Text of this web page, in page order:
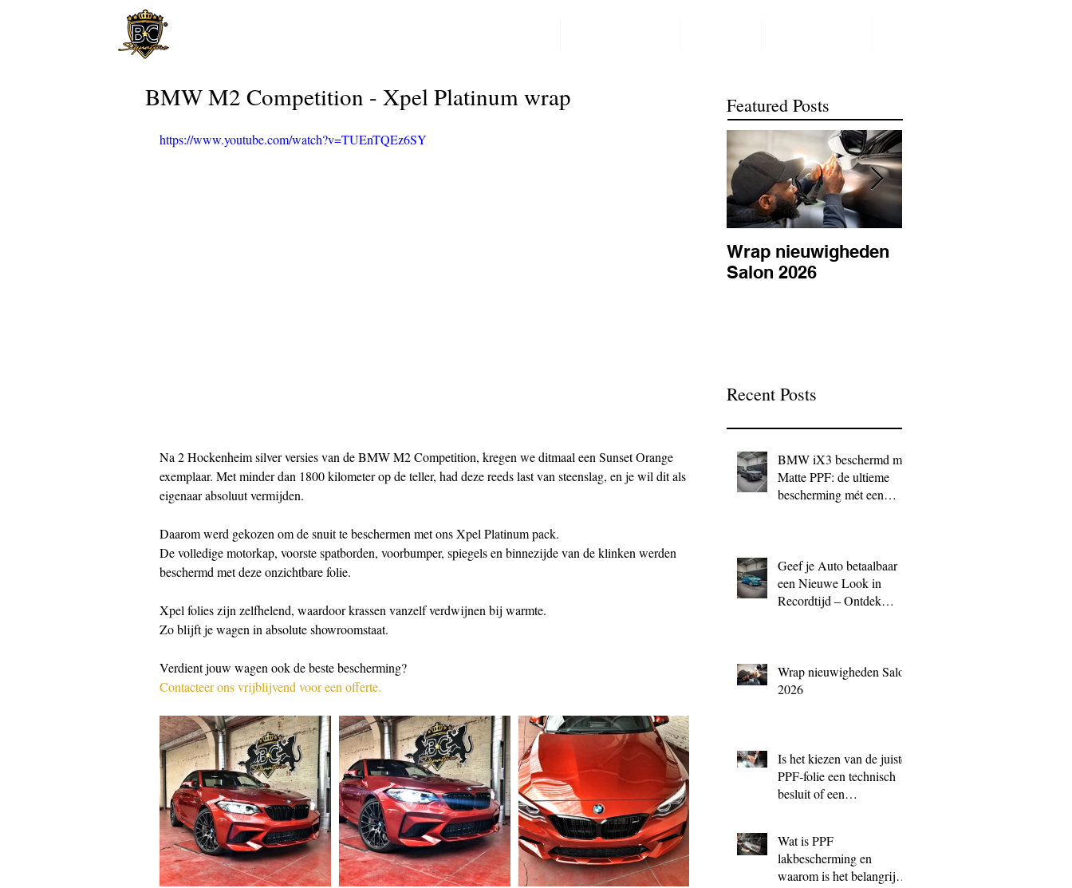
BMW M2 Competition - Xpel Platinum wrap
https://www.youtube.com/watch?v=TUEnTQEz6SY
Na 2 Hockenheim silver versies van de BMW M2 Competition, kregen we ditmaal een Sunset Orange
exemplaar. Met minder dan 1800 kilometer op de teller, had deze reeds last van steenslag, en je wil dit als
eigenaar absoluut vermijden.
Daarom werd gekozen om de snuit te beschermen met ons Xpel Platinum pack.
De volledige motorkap, voorste spatborden, voorbumper, spiegels en binnezijde van de klinken werden
beschermd met deze onzichtbare folie.
Xpel folies zijn zelfhelend, waardoor krassen vanzelf verdwijnen bij warmte.
Zo blijft je wagen in absolute showroomstaat.
Verdient jouw wagen ook de beste bescherming?
Contacteer ons vrijblijvend voor een offerte.
Featured Posts
Wrap nieuwigheden
Salon 2026
Recent Posts
BMW iX3 beschermd met
Matte PPF: de ultieme
bescherming mét een
Geef je Auto betaalbaar
een Nieuwe Look in
Recordtijd – Ontdek
Wrap nieuwigheden Salon
2026
Is het kiezen van de juiste
PPF‑folie een technisch
besluit of een
Wat is PPF
lakbescherming en
waarom is het belangrijk?